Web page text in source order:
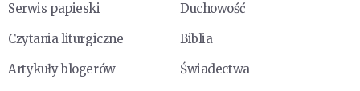
Serwis papieski
Duchowość
Czytania liturgiczne
Biblia
Artykuły blogerów
Świadectwa